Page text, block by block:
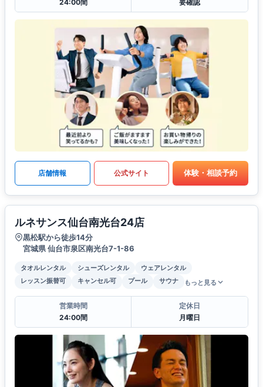
24:00間
要確認
店舗情報 公式サイト 体験・相談予約
ルネサンス仙台南光台24店
黒松駅から徒歩14分
宮城県 仙台市泉区南光台7-1-86
タオルレンタル シューズレンタル
ウェアレンタル
レッスン振替可
キャンセル可 プール サウナ もっと見る
営業時間
24:00間
定休日
月曜日